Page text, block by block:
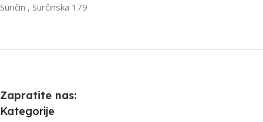
Suričin , Surčinska 179
Zapratite nas:
Kategorije